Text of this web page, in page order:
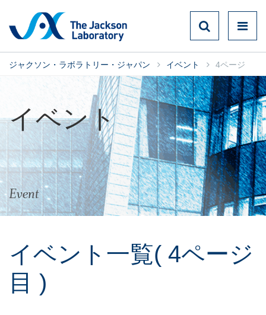
ジャクソン・ラボラトリー・ジャパン イベント 4ページ
イベント
Event
イベント一覧( 4ページ
目 )